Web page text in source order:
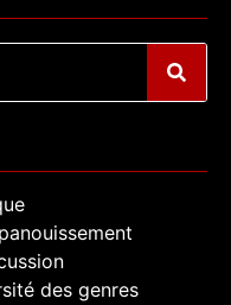
des genres